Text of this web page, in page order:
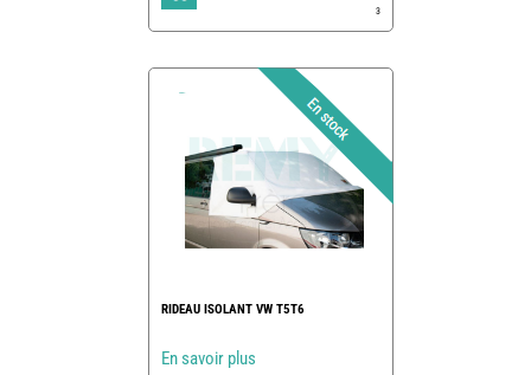
3
RIDEAU ISOLANT VW T5T6
En savoir plus